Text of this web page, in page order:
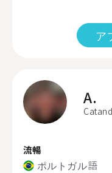
ア
A.
流暢
ポルトガル語